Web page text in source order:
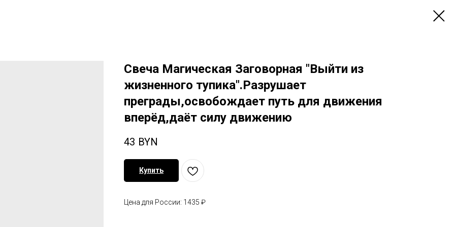
Свеча Магическая Заговорная "Выйти из
жизненного тупика".Разрушает
преграды,освобождает путь для движения
вперёд,даёт силу движению
43 BYN
Купить
Цена для России: 1435 ₽